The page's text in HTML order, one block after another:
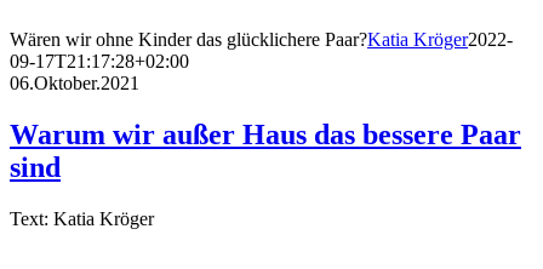
Wären wir ohne Kinder das glücklichere Paar?Katia Kröger2022-
09-17T21:17:28+02:00
06.Oktober.2021
Warum wir außer Haus das bessere Paar
sind
Text: Katia Kröger